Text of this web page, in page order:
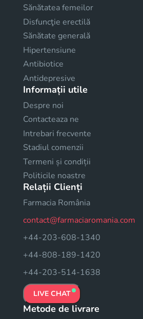
Sănătatea femeilor
Disfuncţie erectilă
Sănătate generală
Hipertensiune
Antibiotice
Antidepresive
Informații utile
Despre noi
Contacteaza ne
Intrebari frecvente
Stadiul comenzii
Termeni și condiții
Politicile noastre
Relații Clienți
Farmacia România
contact@farmaciaromania.com
+44-203-608-1340
+44-808-189-1420
+44-203-514-1638
LIVE CHAT
Metode de livrare